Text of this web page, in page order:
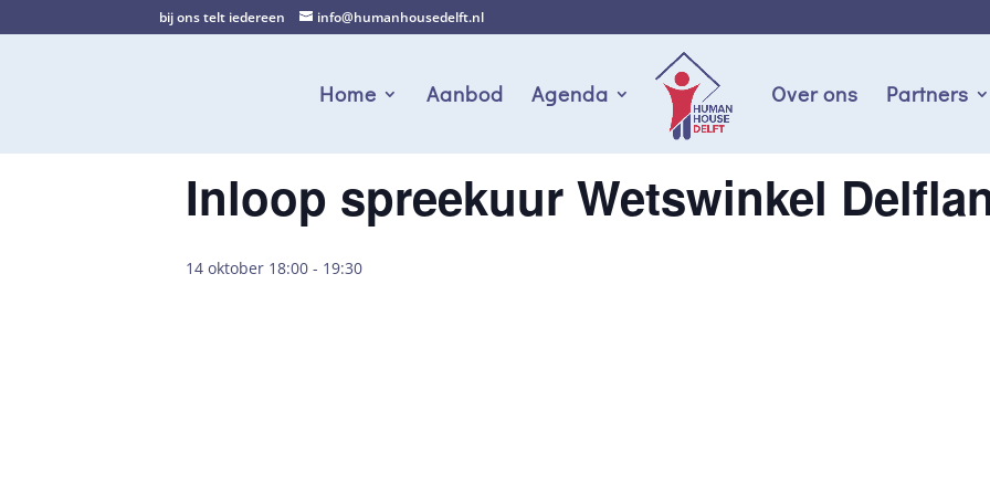
bij ons telt iedereen info@humanhousedelft.nl
Home Aanbod Agenda Over ons Partners
Inloop spreekuur Wetswinkel
14 oktober 18:00 - 19:30